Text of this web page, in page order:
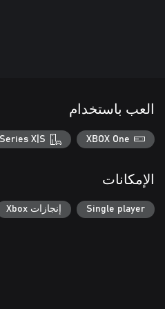
العب باستخدام
XBOX One
X|S
الإمكانات
Single player إنجازات Xbox